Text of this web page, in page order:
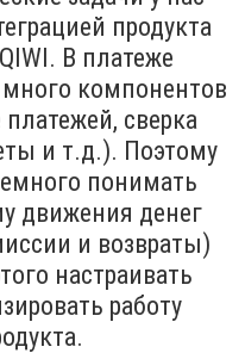
продукта
В платеже
много компонентов
сверка
и т.д.). Поэтому
понимать
движения денег
и возвраты)
настраивать
работу